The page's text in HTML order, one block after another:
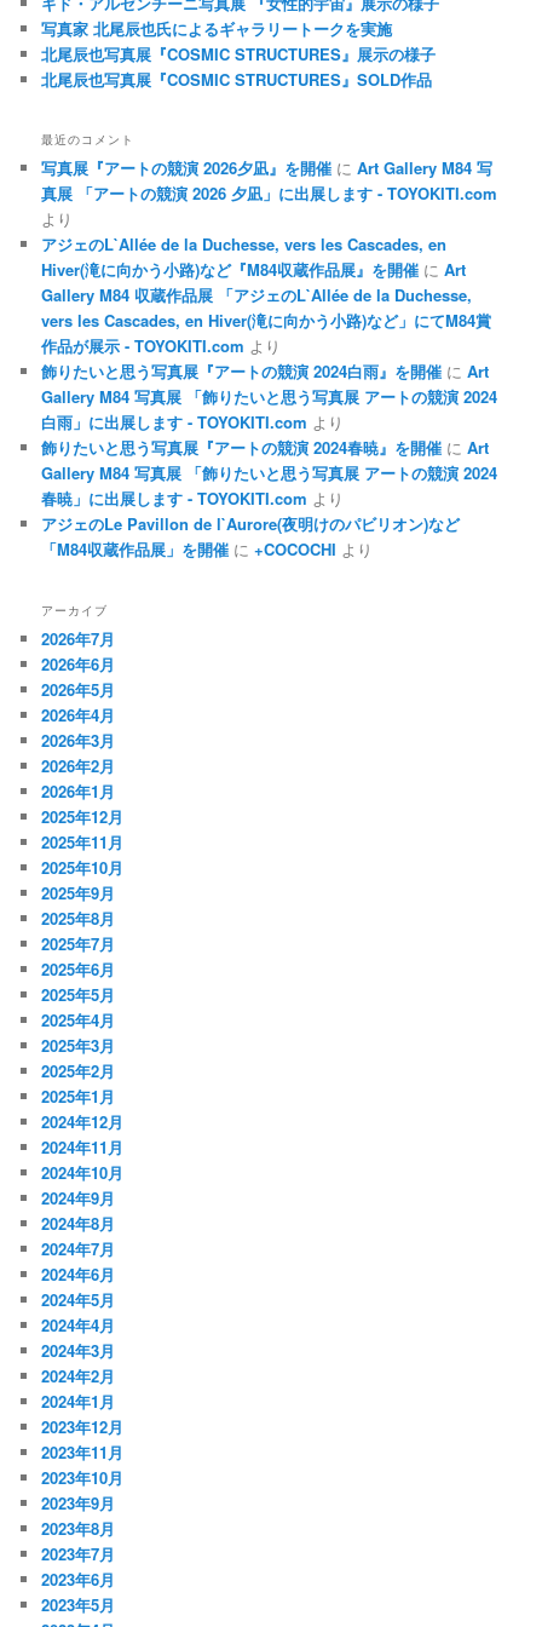
写真家 北尾辰也氏によるギャラリートークを実施
北尾辰也写真展『COSMIC STRUCTURES』展示の様子
北尾辰也写真展『COSMIC STRUCTURES』SOLD作品
最近のコメント
写真展『アートの競演 2026夕凪』を開催 にArt Gallery M84 写
真展 「アートの競演 2026 夕凪」に出展します - TOYOKITI.com
より
アジェのL`Allée de la Duchesse, vers les Cascades, en
Hiver(滝に向かう小路)など『M84収蔵作品展』を開催 にArt
Gallery M84 収蔵作品展 「アジェのL`Allée de la Duchesse,
vers les Cascades, en Hiver(滝に向かう小路)など」にてM84賞
作品が展示 - TOYOKITI.com より
飾りたいと思う写真展『アートの競演 2024白雨』を開催 にArt
Gallery M84 写真展 「飾りたいと思う写真展 アートの競演 2024
白雨」に出展します - TOYOKITI.com より
飾りたいと思う写真展『アートの競演 2024春暁』を開催 にArt
Gallery M84 写真展 「飾りたいと思う写真展 アートの競演 2024
春暁」に出展します - TOYOKITI.com より
アジェのLe Pavillon de l`Aurore(夜明けのパビリオン)など
「M84収蔵作品展」を開催 に+COCOCHI より
アーカイブ
2026年7月
2026年6月
2026年5月
2026年4月
2026年3月
2026年2月
2026年1月
2025年12月
2025年11月
2025年10月
2025年9月
2025年8月
2025年7月
2025年6月
2025年5月
2025年4月
2025年3月
2025年2月
2025年1月
2024年12月
2024年11月
2024年10月
2024年9月
2024年8月
2024年7月
2024年6月
2024年5月
2024年4月
2024年3月
2024年2月
2024年1月
2023年12月
2023年11月
2023年10月
2023年9月
2023年8月
2023年7月
2023年6月
2023年5月